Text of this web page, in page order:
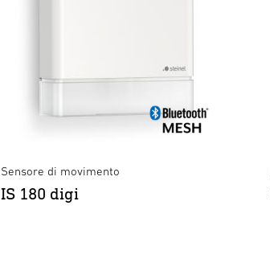
Sensore di movimento
IS 180 digi